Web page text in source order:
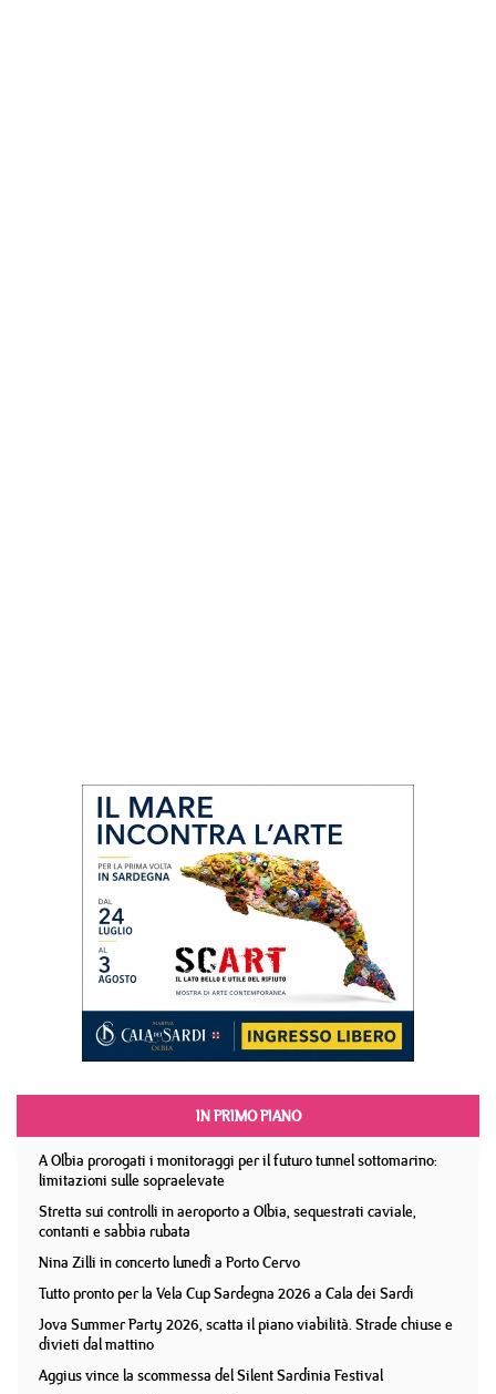
IN PRIMO PIANO
A Olbia prorogati i monitoraggi per il futuro tunnel sottomarino:
limitazioni sulle sopraelevate
Stretta sui controlli in aeroporto a Olbia, sequestrati caviale,
contanti e sabbia rubata
Nina Zilli in concerto lunedì a Porto Cervo
Tutto pronto per la Vela Cup Sardegna 2026 a Cala dei Sardi
Jova Summer Party 2026, scatta il piano viabilità. Strade chiuse e
divieti dal mattino
Aggius vince la scommessa del Silent Sardinia Festival